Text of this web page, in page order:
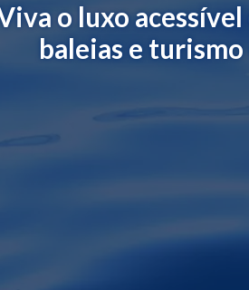
o luxo
baleias e